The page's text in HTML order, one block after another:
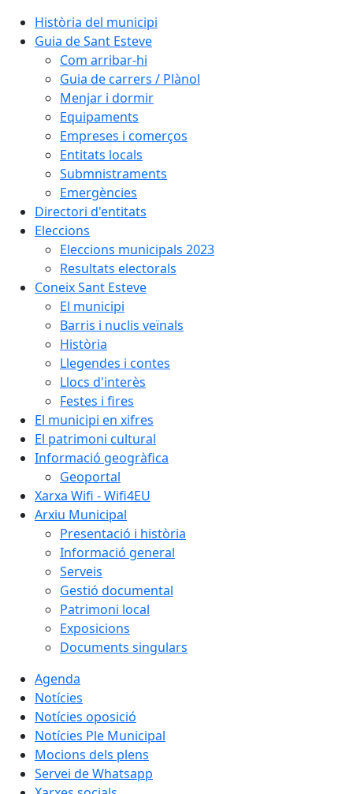
Història del municipi
Guia de Sant Esteve
Com arribar-hi
Guia de carrers / Plànol
Menjar i dormir
Equipaments
Empreses i comerços
Entitats locals
Submnistraments
Emergències
Directori d'entitats
Eleccions
Eleccions municipals 2023
Resultats electorals
Coneix Sant Esteve
El municipi
Barris i nuclis veïnals
Història
Llegendes i contes
Llocs d'interès
Festes i fires
El municipi en xifres
El patrimoni cultural
Informació geogràfica
Geoportal
Xarxa Wifi - Wifi4EU
Arxiu Municipal
Presentació i història
Informació general
Serveis
Gestió documental
Patrimoni local
Exposicions
Documents singulars
Agenda
Notícies
Notícies oposició
Notícies Ple Municipal
Mocions dels plens
Servei de Whatsapp